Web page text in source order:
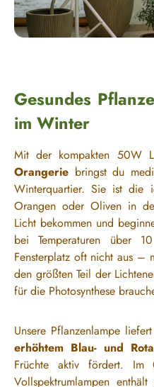
Gesundes
im Winter
Mit der kompakten 50W
Orangerie bringst du
Winterquartier. Sie ist die
Orangen oder Oliven in
Licht bekommen und
bei Temperaturen über
Fensterplatz oft nicht aus –
den größten Teil der
für die Photosynthese
Unsere Pflanzenlampe
erhöhtem Blau- und
Früchte aktiv fördert. Im
Vollspektrumlampen